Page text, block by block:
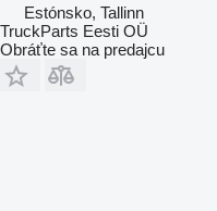
Estónsko, Tallinn
TruckParts Eesti OÜ
Obráťte sa na predajcu